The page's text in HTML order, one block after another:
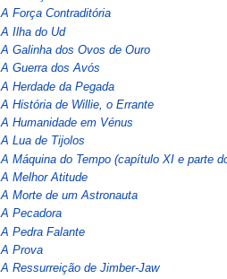
A Força Contraditória
A Ilha do Ud
A Galinha dos Ovos de Ouro
A Guerra dos Avós
A Herdade da Pegada
A História de Willie, o Errante
A Humanidade em Vénus
A Lua de Tijolos
A Máquina do Tempo (capítulo XI e parte
A Melhor Atitude
A Morte de um Astronauta
A Pecadora
A Pedra Falante
A Prova
A Ressurreição de Jimber-Jaw